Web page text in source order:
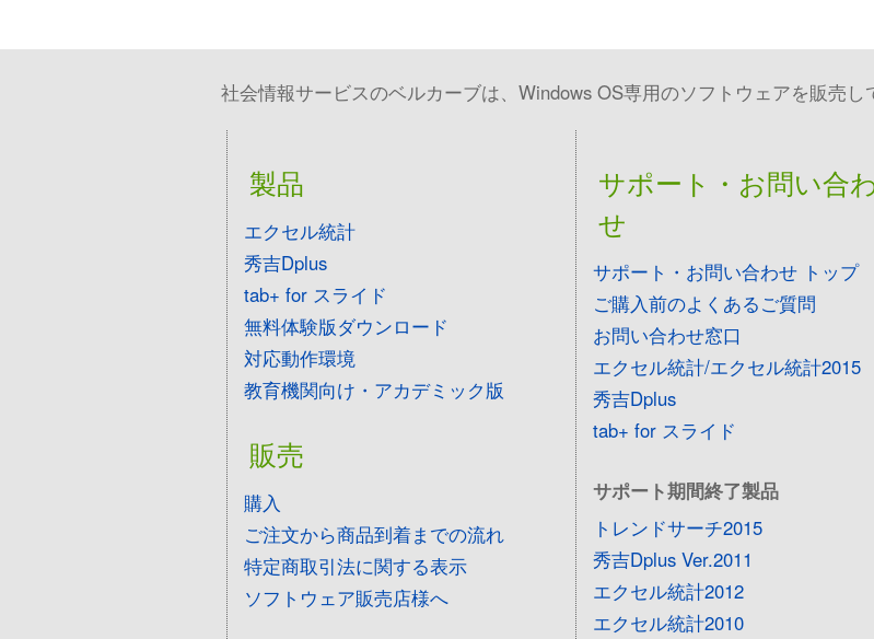
社会情報サービスのベルカーブは、Windows OS専用のソフトウェアを販売し
製品
エクセル統計
秀吉Dplus
tab+ for スライド
無料体験版ダウンロード
対応動作環境
教育機関向け・アカデミック版
販売
購入
ご注文から商品到着までの流れ
特定商取引法に関する表示
ソフトウェア販売店様へ
サポート・お問い合
せ
サポート・お問い合わせ トップ
ご購入前のよくあるご質問
お問い合わせ窓口
エクセル統計/エクセル統計2015
秀吉Dplus
tab+ for スライド
サポート期間終了製品
トレンドサーチ2015
秀吉Dplus Ver.2011
エクセル統計2012
エクセル統計2010